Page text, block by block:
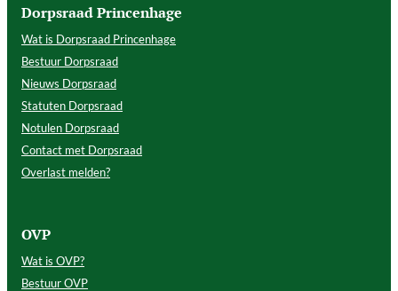
Dorpsraad Princenhage
Wat is Dorpsraad Princenhage
Bestuur Dorpsraad
Nieuws Dorpsraad
Statuten Dorpsraad
Notulen Dorpsraad
Contact met Dorpsraad
Overlast melden?
OVP
Wat is OVP?
Bestuur OVP